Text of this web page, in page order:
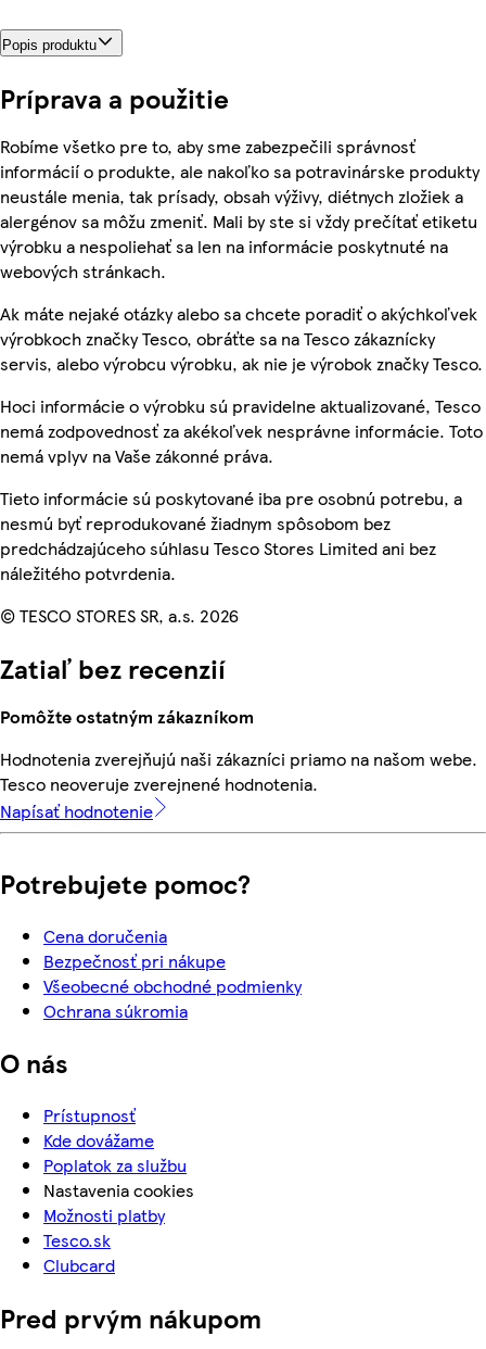
Popis produktu
Príprava a použitie
Robíme všetko pre to, aby sme zabezpečili správnosť
informácií o produkte, ale nakoľko sa potravinárske produkty
neustále menia, tak prísady, obsah výživy, diétnych zložiek a
alergénov sa môžu zmeniť. Mali by ste si vždy prečítať etiketu
výrobku a nespoliehať sa len na informácie poskytnuté na
webových stránkach.
Ak máte nejaké otázky alebo sa chcete poradiť o akýchkoľvek
výrobkoch značky Tesco, obráťte sa na Tesco zákaznícky
servis, alebo výrobcu výrobku, ak nie je výrobok značky Tesco.
Hoci informácie o výrobku sú pravidelne aktualizované, Tesco
nemá zodpovednosť za akékoľvek nesprávne informácie. Toto
nemá vplyv na Vaše zákonné práva.
Tieto informácie sú poskytované iba pre osobnú potrebu, a
nesmú byť reprodukované žiadnym spôsobom bez
predchádzajúceho súhlasu Tesco Stores Limited ani bez
náležitého potvrdenia.
© TESCO STORES SR, a.s. 2026
Zatiaľ bez recenzií
Pomôžte ostatným zákazníkom
Hodnotenia zverejňujú naši zákazníci priamo na našom webe.
Tesco neoveruje zverejnené hodnotenia.
Napísať hodnotenie
Potrebujete pomoc?
Cena doručenia
Bezpečnosť pri nákupe
Všeobecné obchodné podmienky
Ochrana súkromia
O nás
Prístupnosť
Kde dovážame
Poplatok za službu
Nastavenia cookies
Možnosti platby
Tesco.sk
Clubcard
Pred prvým nákupom